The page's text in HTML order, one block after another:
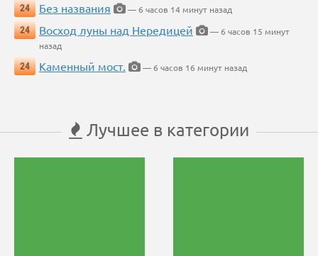
24
Без названия
— 6 часов 14 минут назад
24
Восход луны над Нередицей
— 6 часов 15 минут
назад
24
Каменный мост. — 6 часов 16 минут назад
Лучшее в категории